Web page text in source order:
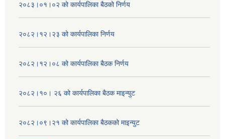
२०८३।०१।०२ को कार्यपालिका बैठको निर्णय
२०८२।१२।२३ को कार्यपालिका निर्णय
२०८२।१२।०८ को कार्यपालिका बैठक निर्णय
२०८२।१०। २६ को कार्यपालिका बैठक माइन्युट
२०८२।०९।२१ को कार्यपालिका बैठकको माइन्युट